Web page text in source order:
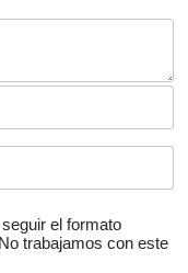
el formato
No trabajamos con este